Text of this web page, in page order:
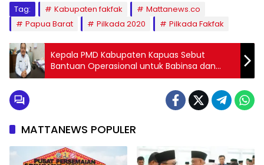
Tag: Kabupaten fakfak
Mattanews.co
Papua Barat
Pilkada 2020 Pilkada Fakfak
Kepala PMD Kabupaten Kapuas Sebut
Bantuan Operasional untuk Babinsa dan
Babinkamtibmas Dianggarkan melalui ADD
MATTANEWS POPULER